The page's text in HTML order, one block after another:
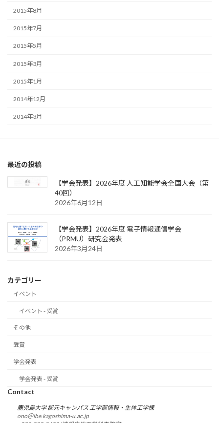
2015年8月
2015年7月
2015年5月
2015年3月
2015年1月
2014年12月
2014年3月
最近の投稿
【学会発表】2026年度 人工知能学会全国大会（第
40回）
2026年6月12日
【学会発表】2026年度 電子情報通信学会
（PRMU）研究会発表
2026年3月24日
カテゴリー
イベント
イベント - 受賞
その他
受賞
学会発表
学会発表 - 受賞
Contact
鹿児島大学 郡元キャンパス 工学部情報・生体工学棟
ono＠ibe.kagoshima-u.ac.jp